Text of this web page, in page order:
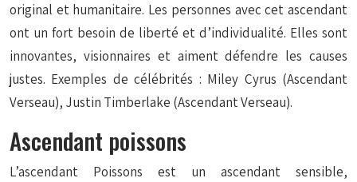
original et humanitaire. Les personnes avec cet ascendant
ont un fort besoin de liberté et d’individualité. Elles sont
innovantes, visionnaires et aiment défendre les causes
justes. Exemples de célébrités : Miley Cyrus (Ascendant
Verseau), Justin Timberlake (Ascendant Verseau).
Ascendant poissons
L’ascendant Poissons est un ascendant sensible,